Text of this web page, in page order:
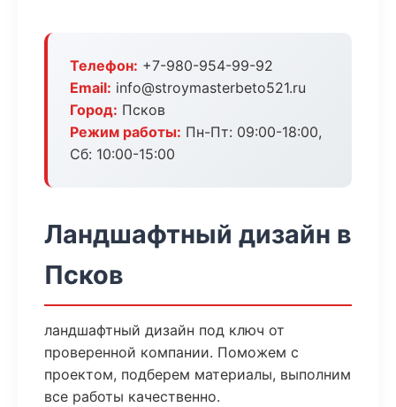
Телефон: +7-980-954-99-92
Email: info@stroymasterbeto521.ru
Город: Псков
Режим работы: Пн-Пт: 09:00-18:00,
Сб: 10:00-15:00
Ландшафтный дизайн в
Псков
ландшафтный дизайн под ключ от
проверенной компании. Поможем с
проектом, подберем материалы, выполним
все работы качественно.